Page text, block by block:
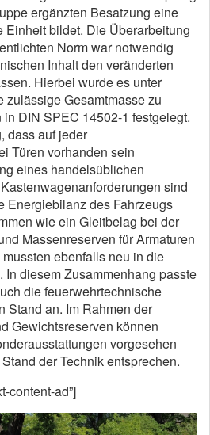
ergänzten Besatzung eine
Einheit bildet. Die Überarbeitung
Norm war notwendig
Inhalt den veränderten
Hierbei wurde es unter
zulässige Gesamtmasse zu
DIN SPEC 14502-1 festgelegt.
dass auf jeder
Türen vorhanden sein
eines handelsüblichen
sind
Energiebilanz des Fahrzeugs
wie ein Gleitbelag bei der
Massenreserven für Armaturen
ebenfalls neu in die
In diesem Zusammenhang passte
die feuerwehrtechnische
Stand an. Im Rahmen der
Gewichtsreserven können
vorgesehen
der Technik entsprechen.
content-ad”]